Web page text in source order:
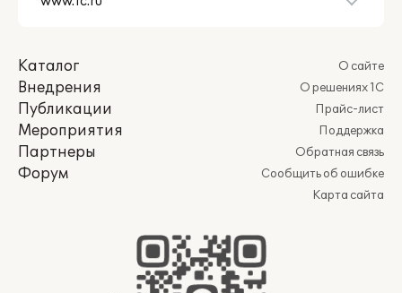
Каталог
Внедрения
Публикации
Мероприятия
Партнеры
Форум
О сайте
О решениях 1С
Прайс-лист
Поддержка
Обратная связь
Сообщить об ошибке
Карта сайта